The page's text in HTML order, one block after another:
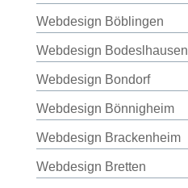
Webdesign Böblingen
Webdesign Bodeslhausen
Webdesign Bondorf
Webdesign Bönnigheim
Webdesign Brackenheim
Webdesign Bretten